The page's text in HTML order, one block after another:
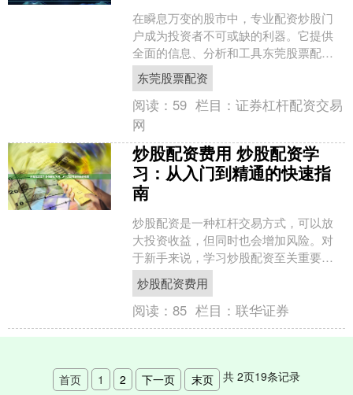
在瞬息万变的股市中，专业配资炒股门
户成为投资者不可或缺的利器。它提供
全面的信息、分析和工具东莞股票配
资，帮助投资者做出明智的决策，轻松
投资获利。 * **放大交....
东莞股票配资
阅读： 59 栏目：证券杠杆配资交易
网
炒股配资费用 炒股配资学
习：从入门到精通的快速指
南
炒股配资是一种杠杆交易方式，可以放
大投资收益，但同时也会增加风险。对
于新手来说，学习炒股配资至关重要，
以最大限度地利用其优势并规避潜在风
险。 * **监管合规：....
炒股配资费用
阅读：85 栏目：联华证券
首页 1 2 下一页 末页 共 2页19条记录